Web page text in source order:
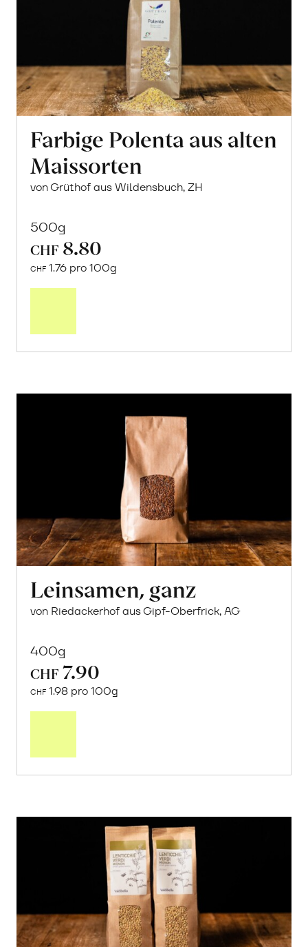
Farbige Polenta aus alten
Maissorten
von Grüthof aus Wildensbuch, ZH
500g
CHF 8.80
CHF 1.76 pro 100g
Leinsamen, ganz
von Riedackerhof aus Gipf-Oberfrick, AG
400g
CHF 7.90
CHF 1.98 pro 100g